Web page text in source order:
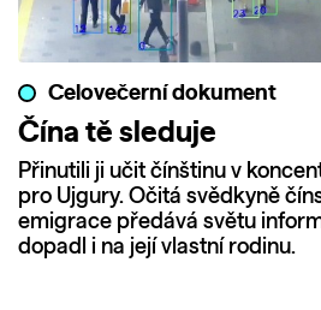
Celovečerní dokument
Čína tě sleduje
Přinutili ji učit čínštinu v
pro Ujgury. Očitá svědkyně
emigrace předává světu
dopadl i na její vlastní rodinu.